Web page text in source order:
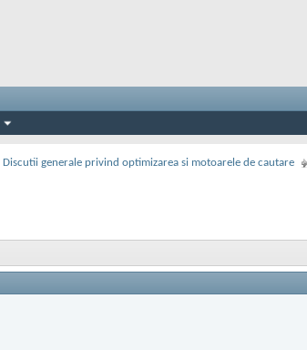
Discutii generale privind optimizarea si motoarele de cautare